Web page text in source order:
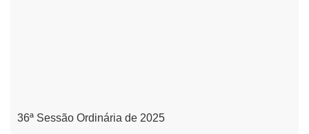
36ª Sessão Ordinária de 2025